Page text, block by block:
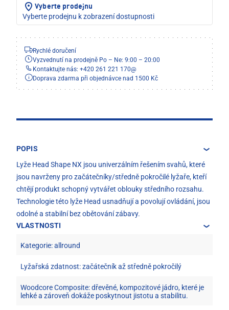
Vyberte prodejnu
Vyberte prodejnu k zobrazení dostupnosti
Rychlé doručení
Vyzvednutí na prodejně Po – Ne: 9:00 – 20:00
Kontaktujte nás: +420 261 221 170@
Doprava zdarma při objednávce nad 1500 Kč
POPIS
Lyže Head Shape NX jsou univerzálním řešením svahů, které
jsou navrženy pro začátečníky/středně pokročilé lyžaře, kteří
chtějí produkt schopný vytvářet oblouky středního rozsahu.
Technologie této lyže Head usnadňují a povolují ovládání, jsou
odolné a stabilní bez obětování zábavy.
VLASTNOSTI
Kategorie: allround
Lyžařská zdatnost: začátečník až středně pokročilý
Woodcore Composite: dřevěné, kompozitové jádro, které je
lehké a zároveň dokáže poskytnout jistotu a stabilitu.